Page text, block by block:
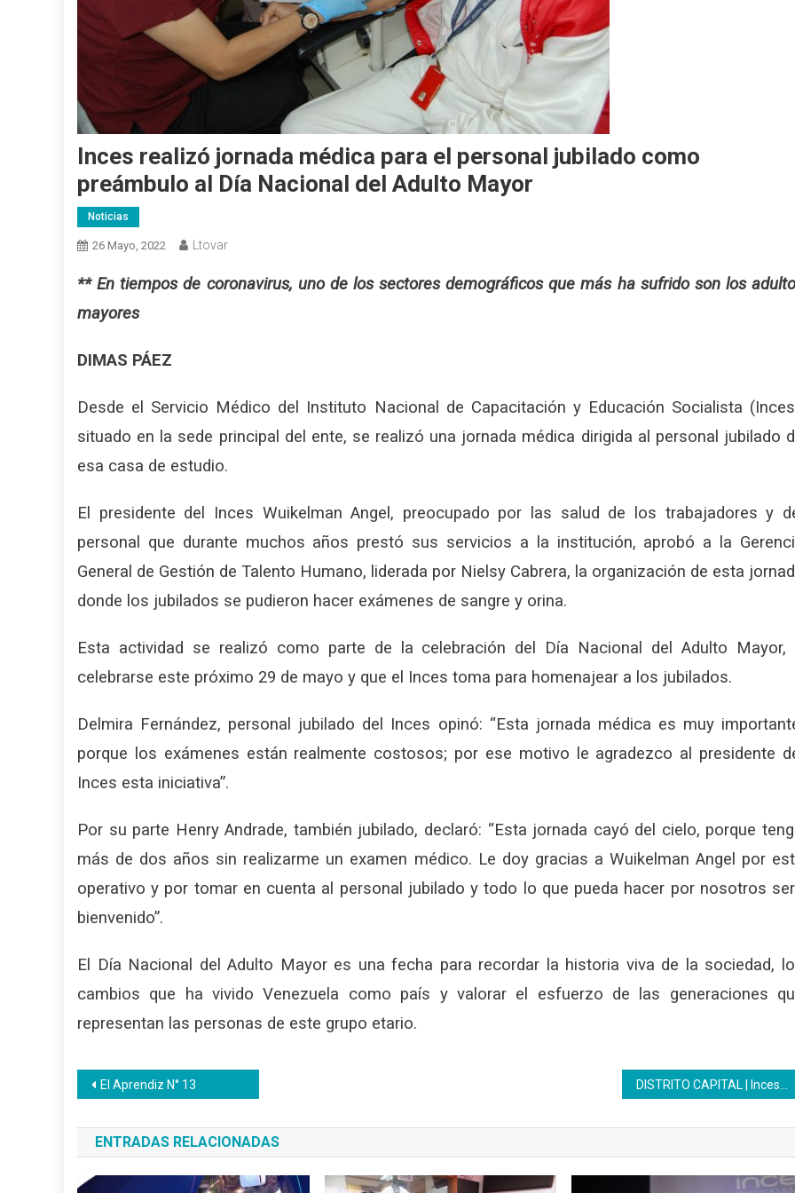
Inces realizó jornada médica para el personal jubilado como
preámbulo al Día Nacional del Adulto Mayor
Noticias
26 Mayo, 2022 Ltovar
** En tiempos de coronavirus, uno de los sectores demográficos que más hasufrido sonlos
mayores
DIMAS PÁEZ
Desde el Servicio Médico del Instituto Nacional de Capacitación y Educación Socialista
situado en la sede principal del ente, se realizó una jornada médica dirigida al personal jubilado
esa casa de estudio.
El presidente del Inces Wuikelman Angel, preocupado por las salud de los trabajadores y
personal que durante muchos años prestó sus servicios a la institución, aprobó a la
General de Gestión de Talento Humano, liderada por Nielsy Cabrera, la organización de esta
donde los jubilados se pudieron hacer exámenes de sangre y orina.
Esta actividad se realizó como parte de la celebración del Día Nacional del Adulto Mayor,
celebrarse este próximo 29 de mayo y que el Inces toma para homenajear a los jubilados.
Delmira Fernández, personal jubilado del Inces opinó: “Esta jornada médica es muy
porque los exámenes están realmente costosos; por ese motivo le agradezco al presidente
Inces esta iniciativa”.
Por su parte Henry Andrade, también jubilado, declaró: “Esta jornada cayó del cielo, porque
más de dos años sin realizarme un examen médico. Le doy gracias a Wuikelman Angel por
operativo y por tomar en cuenta al personal jubilado y todo lo que pueda hacer por nosotros
bienvenido”.
El Día Nacional del Adulto Mayor es una fecha para recordar la historia viva de la sociedad,
cambios que ha vivido Venezuela como país y valorar el esfuerzo de las generaciones
representan las personas de este grupo etario.
Navegación
de
entradas
El Aprendiz N° 13
ENTRADAS RELACIONADAS